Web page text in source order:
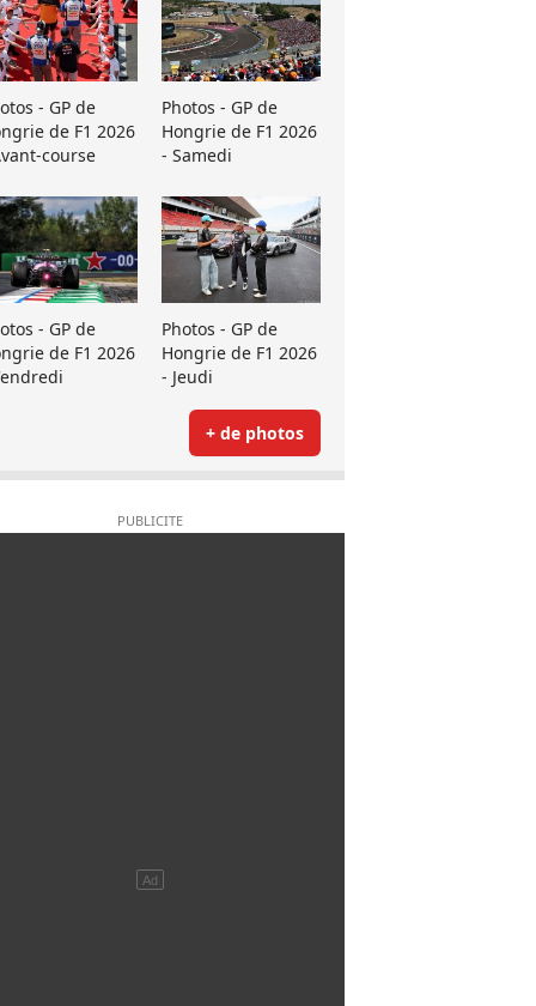
- GP de
de F1 2026
course
Photos - GP de
Hongrie de F1 2026
- Samedi
- GP de
de F1 2026
Photos - GP de
Hongrie de F1 2026
- Jeudi
+ de photos